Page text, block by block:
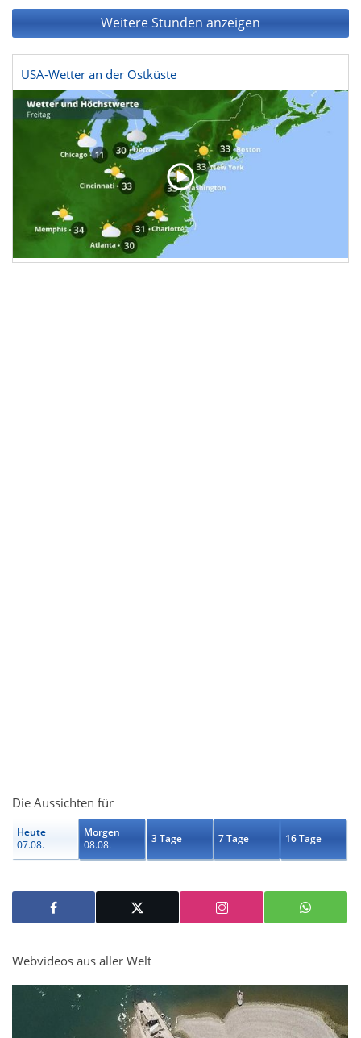
Weitere Stunden anzeigen
USA-Wetter an der Ostküste
Die Aussichten für
Heute
07.08.
Morgen
08.08.
3 Tage 7 Tage 16 Tage
Webvideos aus aller Welt